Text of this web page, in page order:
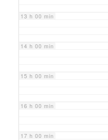
13 h 00 min
14 h 00 min
15 h 00 min
16 h 00 min
17 h 00 min